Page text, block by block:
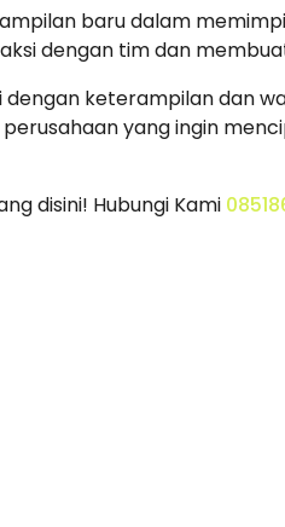
baru dalam
dengan tim dan
keterampilan dan
yang ingin
disini! Hubungi Kami